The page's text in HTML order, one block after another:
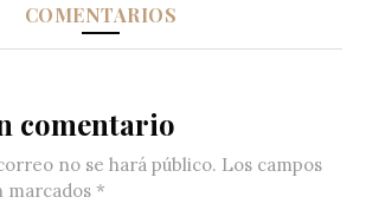
COMENTARIOS
comentario
no se hará público. Los campos
marcados *